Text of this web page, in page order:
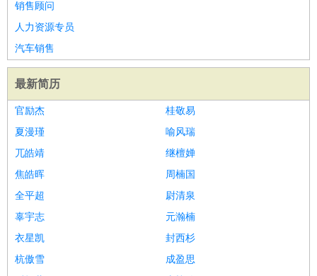
销售顾问
人力资源专员
汽车销售
最新简历
官励杰
桂敬易
夏漫瑾
喻风瑞
兀皓靖
继檀婵
焦皓晖
周楠国
全平超
尉清泉
辜宇志
元瀚楠
衣星凯
封西杉
杭傲雪
成盈思